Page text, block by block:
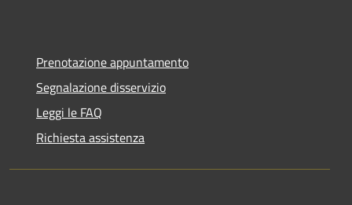
Prenotazione appuntamento
Segnalazione disservizio
Leggi le FAQ
Richiesta assistenza